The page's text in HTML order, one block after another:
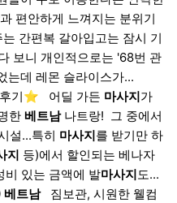
편안하게 느껴지는 분위기
간편복 갈아입고는 잠시 기
보니 개인적으로는 '68번 관
는데 레몬 슬라이스가...
기⭐ ​ ​ 어딜 가든 마사지가
한 베트남나트랑! ​ 그 중에서
설...특히 마사지를 받기만 하
지 등)에서 할인되는 베나자
비 있는 금액에 발마사지도...
베트남​ ​ 짐보관, 시원한 웰컴